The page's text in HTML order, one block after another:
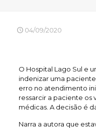
04/09/2020
O Hospital Lago Sul e
indenizar uma
erro no atendimento
ressarcir a paciente os
médicas. A decisão é
Narra a autora que